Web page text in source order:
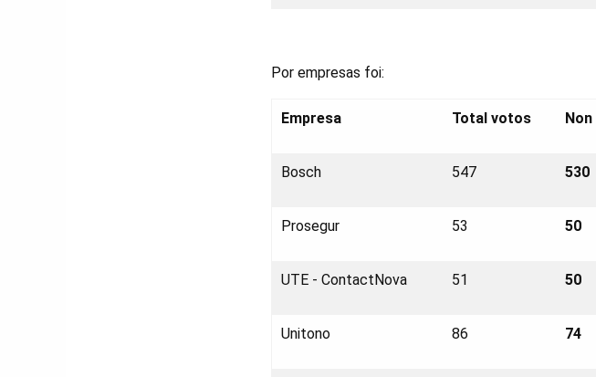
Por empresas foi:
Empresa Total votos Non
Bosch 547 530
Prosegur 53 50
UTE - ContactNova 51 50
Unitono 86 74